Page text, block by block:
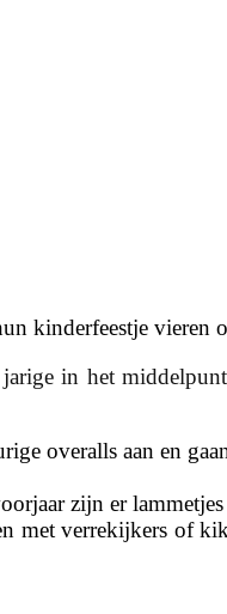
kinderfeestje vieren
in het
overalls aan en
zijn er
met verrekijkers of